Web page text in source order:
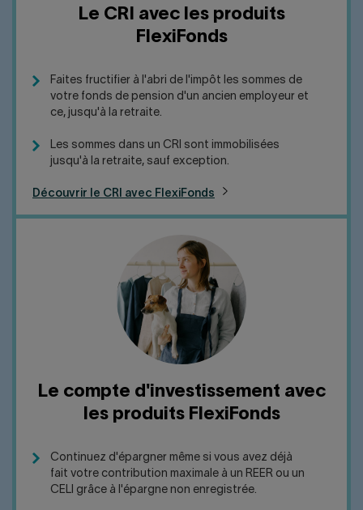
Le CRI avec les produits
FlexiFonds
Faites fructifier à l'abri de l'impôt les sommes de
votre fonds de pension d'un ancien employeur et
ce, jusqu'à la retraite.
Les sommes dans un CRI sont immobilisées
jusqu'à la retraite, sauf exception.
Découvrir le CRI avec FlexiFonds
Le compte d'investissement avec
les produits FlexiFonds
Continuez d'épargner même si vous avez déjà
fait votre contribution maximale à un REER ou un
CELI grâce à l'épargne non enregistrée.